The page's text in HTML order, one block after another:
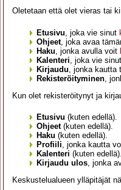
Oletetaan että olet vieras tai
Etusivu , joka vie sinut
Ohjeet, joka avaa
Haku , jonka avulla voit
Kalenteri , joka vie
Kirjaudu , jonka
Rekisteröityminen,
Kun olet rekisteröitynyt ja
Etusivu (kuten edellä).
Ohjeet(kuten edellä).
Haku (kuten edellä).
Profiili, jonka kautta
Kalenteri (kuten edellä).
Kirjaudu ulos, jonka
Keskustelualueen ylläpitäjät